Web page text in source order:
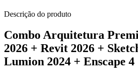
Descrição do produto
Combo Arquitetura
2026 + Revit 2026 +
Lumion 2024 + Enscape 4